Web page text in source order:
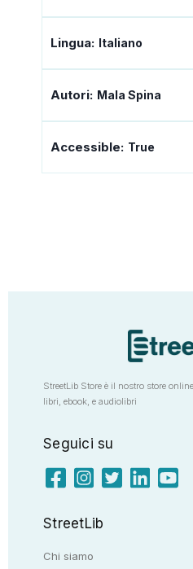
Lingua: Italiano
Autori: Mala Spina
Accessible: True
StreetLib Store è il nostro store
libri, ebook, e audiolibri
Seguici su
StreetLib
Chi siamo